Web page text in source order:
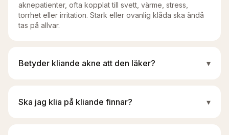
aknepatienter, ofta kopplat till svett, värme, stress,
torrhet eller irritation. Stark eller ovanlig klåda ska ändå
tas på allvar.
Betyder kliande akne att den läker? ▾
Ska jag klia på kliande finnar? ▾